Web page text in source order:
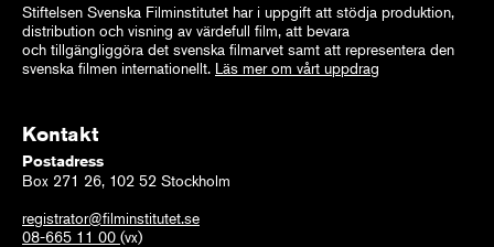
Stiftelsen Svenska Filminstitutet har i uppgift att stödja produktion,
distribution och visning av värdefull film, att bevara
och tillgängliggöra det svenska filmarvet samt att representera den
svenska filmen internationellt. Läs mer om vårt uppdrag
Kontakt
Postadress
Box 271 26, 102 52 Stockholm
registrator@filminstitutet.se
08-665 11 00 (vx)